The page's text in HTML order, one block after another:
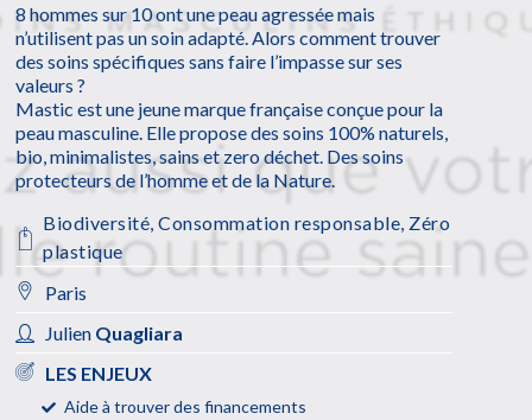
8 hommes sur 10 ont une peau agressée mais
n’utilisent pas un soin adapté. Alors comment trouver
des soins spécifiques sans faire l’impasse sur ses
valeurs ?
Mastic est une jeune marque française conçue pour la
peau masculine. Elle propose des soins 100% naturels,
bio, minimalistes, sains et zero déchet. Des soins
protecteurs de l’homme et de la Nature.
Biodiversité,Consommation responsable, Zéro
plastique
Paris
Julien Quagliara
LES ENJEUX
Aide à trouver des financements